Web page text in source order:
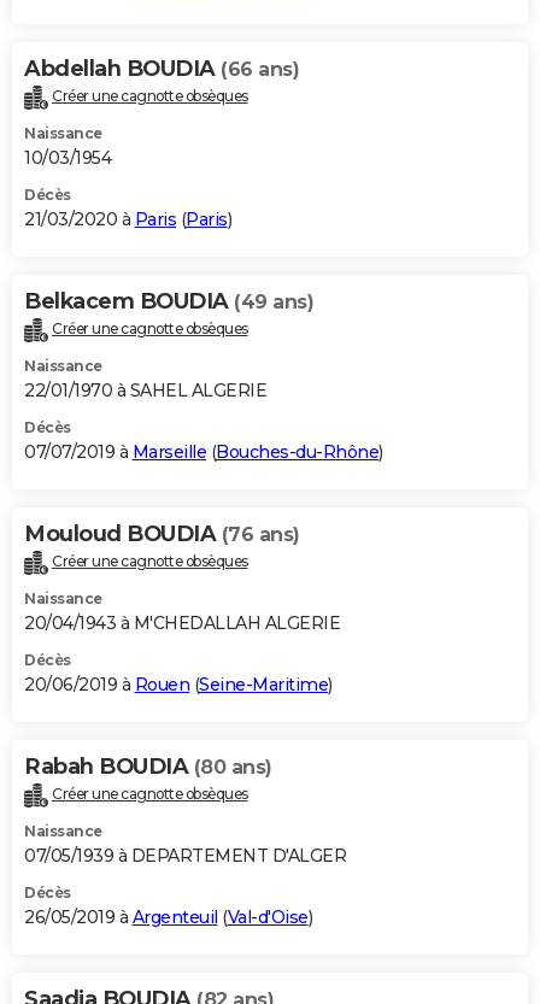
Abdellah BOUDIA (66 ans)
Créer une cagnotte obsèques
Naissance
10/03/1954
Décès
21/03/2020 à Paris (Paris)
Belkacem BOUDIA (49 ans)
Créer une cagnotte obsèques
Naissance
22/01/1970 à SAHEL ALGERIE
Décès
07/07/2019 à Marseille (Bouches-du-Rhône)
Mouloud BOUDIA (76 ans)
Créer une cagnotte obsèques
Naissance
20/04/1943 à M'CHEDALLAH ALGERIE
Décès
20/06/2019 à Rouen (Seine-Maritime)
Rabah BOUDIA (80 ans)
Créer une cagnotte obsèques
Naissance
07/05/1939 à DEPARTEMENT D'ALGER
Décès
26/05/2019 à Argenteuil (Val-d'Oise)